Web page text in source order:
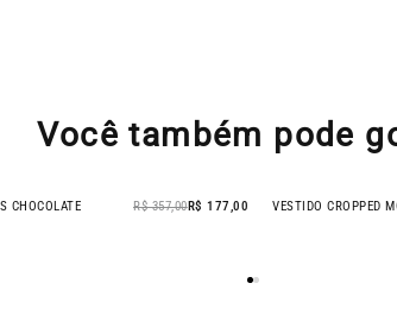
Você também pode
CHOCOLATE R$ 357,00R$ 177,00 - 41% OFF
VESTIDO CROPPED